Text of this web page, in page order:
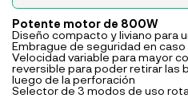
Potente motor de 800W
Diseño compacto y liviano para
Embrague de seguridad en
Velocidad variable para mayor
reversible para poder retirar las
luego de la perforación
Selector de 3 modos de uso